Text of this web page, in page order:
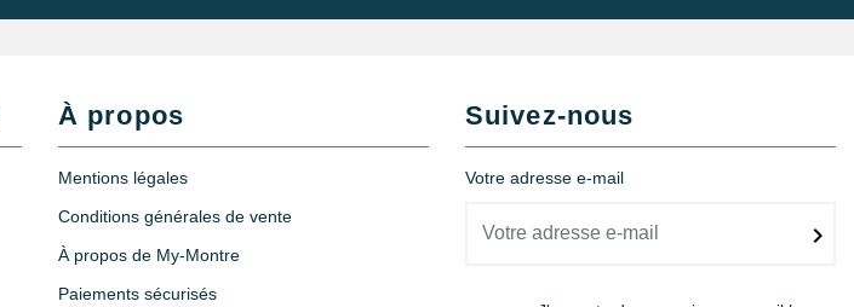
À propos
Mentions légales
Conditions générales de vente
À propos de My-Montre
Paiements sécurisés
Suivez-nous
Votre adresse e-mail